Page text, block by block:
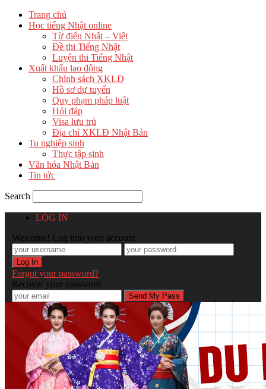
Trang chủ
Học tiếng Nhật online
Từ điển Nhật – Việt
Đề thi Tiếng Nhật
Luyện thi Tiếng Nhật
Xuất khẩu lao động
Chính sách XKLĐ
Hồ sơ dự tuyển
Quy phạm pháp luật
Hỏi đáp
Visa lưu trú
Địa chỉ XKLĐ Nhật Bản
Tu nghiệp sinh
Thực tập sinh
Văn hóa Nhật Bản
Tin tức
Search
LOG IN
Welcome! Log into your account
Forgot your password?
Recover your password